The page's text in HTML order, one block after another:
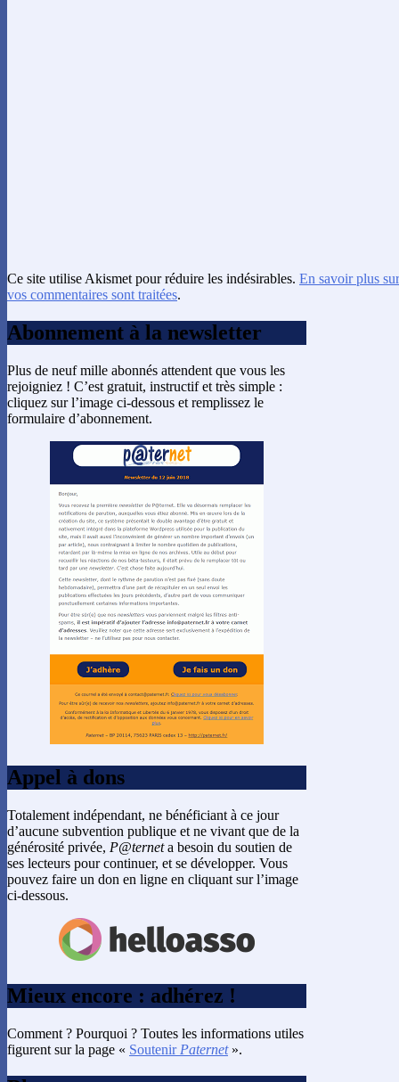
Ce site utilise Akismet pour réduire les indésirables. En savoir plus
vos commentaires sont traitées.
Abonnement à la newsletter
Plus de neuf mille abonnés attendent que vous les
rejoigniez ! C’est gratuit, instructif et très simple :
cliquez sur l’image ci-dessous et remplissez le
formulaire d’abonnement.
Appel à dons
Totalement indépendant, ne bénéficiant à ce jour
d’aucune subvention publique et ne vivant que de la
générosité privée, P@terneta besoin du soutien de
ses lecteurs pour continuer, et se développer. Vous
pouvez faire un don en ligne en cliquant sur l’image
ci-dessous.
Mieux encore : adhérez !
Comment ? Pourquoi ? Toutes les informations utiles
figurent sur la page « Soutenir Paternet».